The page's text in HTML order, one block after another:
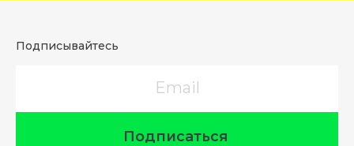
Подписывайтесь
Подписаться